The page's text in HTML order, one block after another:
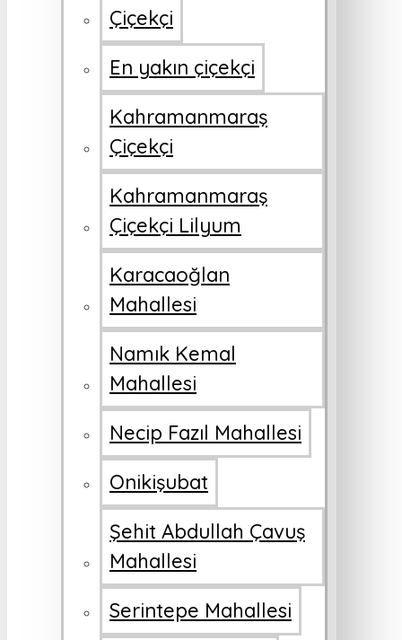
Çiçekçi
En yakın çiçekçi
Kahramanmaraş
Çiçekçi
Kahramanmaraş
Çiçekçi Lilyum
Karacaoğlan
Mahallesi
Namık Kemal
Mahallesi
Necip Fazıl Mahallesi
Onikişubat
Şehit Abdullah Çavuş
Mahallesi
Serintepe Mahallesi